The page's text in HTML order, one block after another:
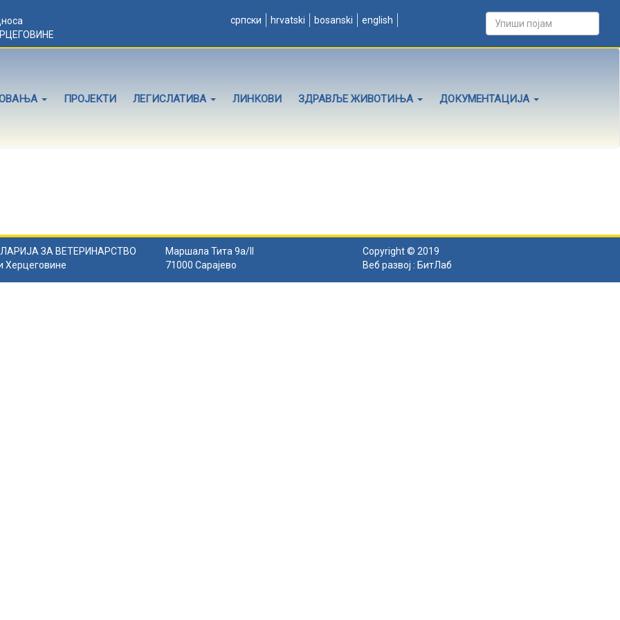
српски hrvatski bosanski english
ПРОЈЕКТИ ЛЕГИСЛАТИВА ЛИНКОВИ ЗДРАВЉЕ ЖИВОТИЊА ДОКУМЕНТАЦИЈА
ЗА ВЕТЕРИНАРСТВО
Херцеговине
Маршала Тита 9а/II
71000 Сарајево
Copyright © 2019
Веб развој : БитЛаб